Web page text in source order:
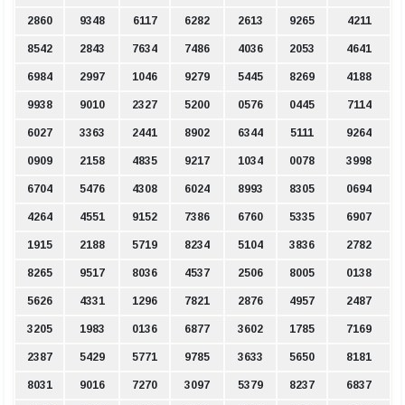
2860 9348 6117 6282 2613 9265 4211
8542 2843 7634 7486 4036 2053 4641
6984 2997 1046 9279 5445 8269 4188
9938 9010 2327 5200 0576 0445 7114
6027 3363 2441 8902 6344 5111 9264
0909 2158 4835 9217 1034 0078 3998
6704 5476 4308 6024 8993 8305 0694
4264 4551 9152 7386 6760 5335 6907
1915 2188 5719 8234 5104 3836 2782
8265 9517 8036 4537 2506 8005 0138
5626 4331 1296 7821 2876 4957 2487
3205 1983 0136 6877 3602 1785 7169
2387 5429 5771 9785 3633 5650 8181
8031 9016 7270 3097 5379 8237 6837